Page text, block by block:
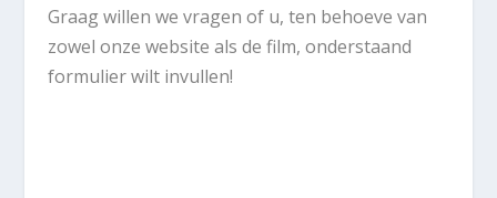
Graag willen we vragen of u, ten behoeve van
zowel onze website als de film, onderstaand
formulier wilt invullen!